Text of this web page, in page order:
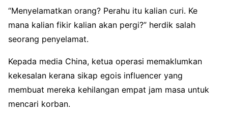
“Menyelamatkan orang? Perahu itu kalian curi. Ke
mana kalian fikir kalian akan pergi?” herdik salah
seorang penyelamat.
Kepada media China, ketua operasi memaklumkan
kekesalan kerana sikap egois influencer yang
membuat mereka kehilangan empat jam masa untuk
mencari korban.